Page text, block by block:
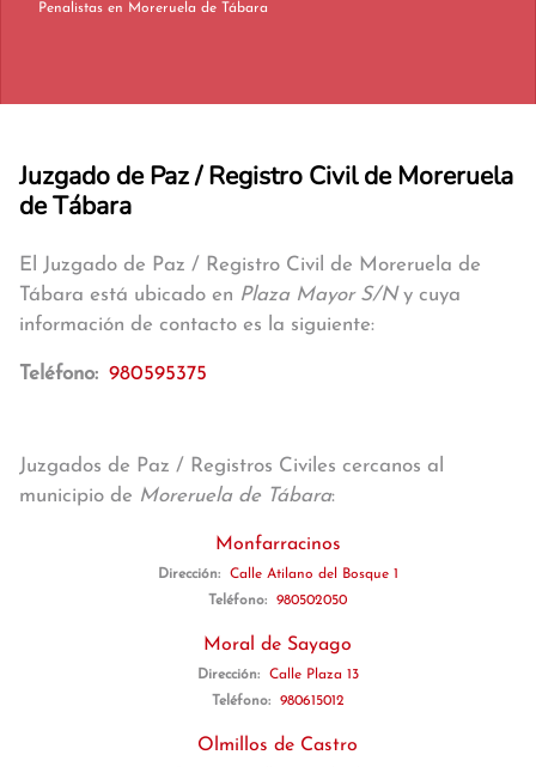
Penalistas en Moreruela de Tábara
Juzgado de Paz / Registro Civil de Moreruela
de Tábara
El Juzgado de Paz / Registro Civil de Moreruela de
Tábara está ubicado en Plaza Mayor S/Ny cuya
información de contacto es la siguiente:
Teléfono: 980595375
Juzgados de Paz / Registros Civiles cercanos al
municipio de Moreruela de Tábara:
Monfarracinos
Dirección:
Calle Atilano del Bosque 1
Teléfono:
980502050
Moral de Sayago
Dirección:
Calle Plaza 13
Teléfono:
980615012
Olmillos de Castro